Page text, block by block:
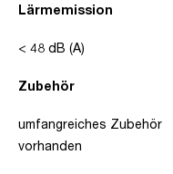
Lärmemission
Zubehör
< 48 dB (A)
umfangreiches Zubehör
vorhanden